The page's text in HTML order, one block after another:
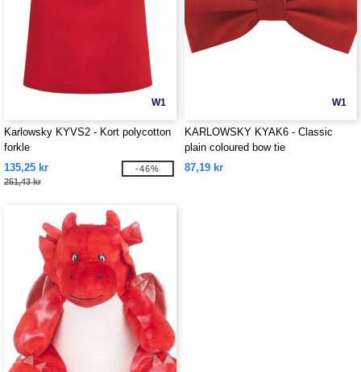
W1
Karlowsky KYVS2 - Kort polycotton
forkle
135,25 kr
251,43 kr
-46%
W1
KARLOWSKY KYAK6 - Classic
plain coloured bow tie
87,19 kr